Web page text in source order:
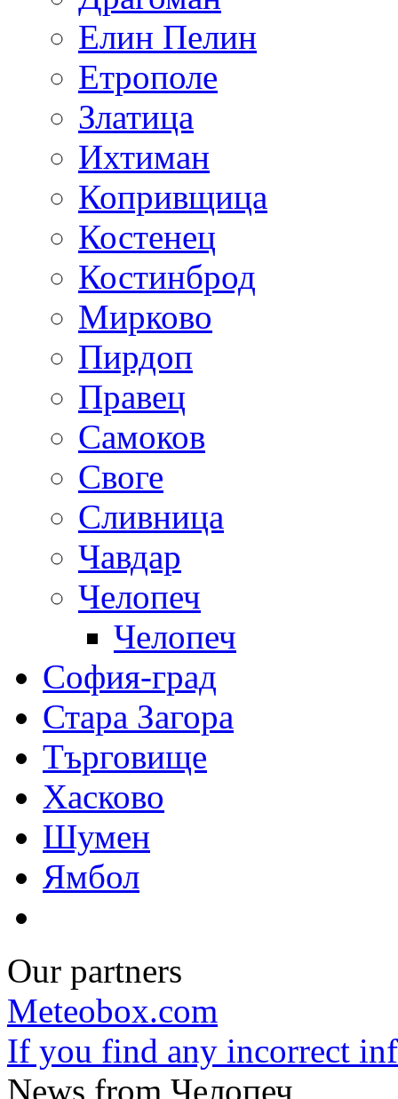
Елин Пелин
Етрополе
Златица
Ихтиман
Копривщица
Костенец
Костинброд
Мирково
Пирдоп
Правец
Самоков
Своге
Сливница
Чавдар
Челопеч
Челопеч
София-град
Стара Загора
Търговище
Хасково
Шумен
Ямбол
Our partners
Meteobox.com
If you find any incorrect
News from Челопеч